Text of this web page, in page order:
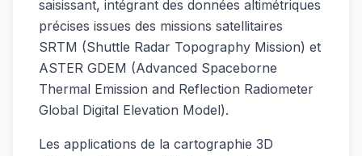
saisissant, intégrant des données altimétriques
précises issues des missions satellitaires
SRTM (Shuttle Radar Topography Mission) et
ASTER GDEM (Advanced Spaceborne
Thermal Emission and Reflection Radiometer
Global Digital Elevation Model).
Les applications de la cartographie 3D